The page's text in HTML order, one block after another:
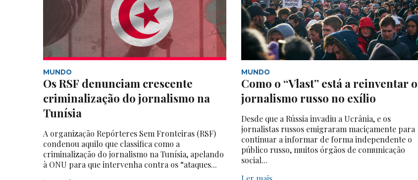
MUNDO
Os RSF denunciam crescente
criminalização do jornalismo na
Tunísia
A organização Repórteres Sem Fronteiras (RSF)
condenou aquilo que classifica como a
criminalização do jornalismo na Tunísia, apelando
à ONU para que intervenha contra os “ataques...
MUNDO
Como o “Vlast” está a reinventar o
jornalismo russo no exílio
Desde que a Rússia invadiu a Ucrânia, e os
jornalistas russos emigraram maciçamente para
continuar a informar de forma independente o
público russo, muitos órgãos de comunicação
social...